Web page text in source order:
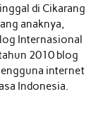
di Cikarang
anaknya,
Internasional
2010 blog
internet
Indonesia.